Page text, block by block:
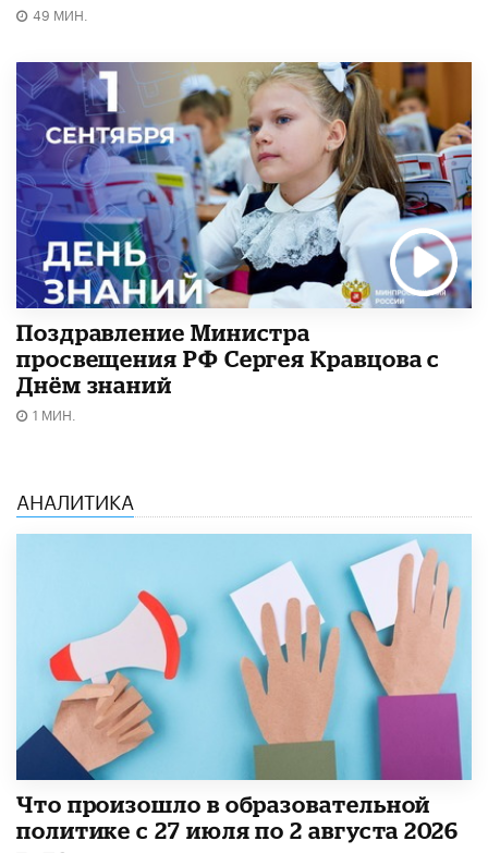
49 МИН.
Поздравление Министра
просвещения РФ Сергея Кравцова с
Днём знаний
1 МИН.
АНАЛИТИКА
​Что произошло в образовательной
политике с 27 июля по 2 августа 2026